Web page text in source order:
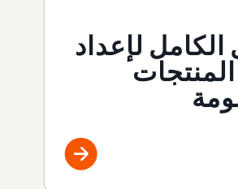
الكامل لإعداد